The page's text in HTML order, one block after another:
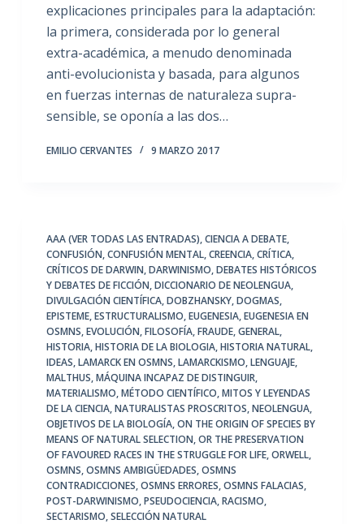
explicaciones principales para la adaptación:
la primera, considerada por lo general
extra-académica, a menudo denominada
anti-evolucionista y basada, para algunos
en fuerzas internas de naturaleza supra-
sensible, se oponía a las dos…
EMILIO CERVANTES 9 MARZO 2017
AAA (VER TODAS LAS ENTRADAS),CIENCIA A DEBATE,
CONFUSIÓN,CONFUSIÓN MENTAL,CREENCIA,CRÍTICA,
CRÍTICOS DE DARWIN,DARWINISMO,DEBATES HISTÓRICOS
Y DEBATES DE FICCIÓN,DICCIONARIO DE NEOLENGUA,
DIVULGACIÓN CIENTÍFICA,DOBZHANSKY,DOGMAS,
EPISTEME,ESTRUCTURALISMO,EUGENESIA,EUGENESIA EN
OSMNS,EVOLUCIÓN,FILOSOFÍA,FRAUDE,GENERAL,
HISTORIA,HISTORIA DE LA BIOLOGIA,HISTORIA NATURAL,
IDEAS,LAMARCK EN OSMNS,LAMARCKISMO,LENGUAJE,
MALTHUS,MÁQUINA INCAPAZ DE DISTINGUIR,
MATERIALISMO,MÉTODO CIENTÍFICO,MITOS Y LEYENDAS
DE LA CIENCIA,NATURALISTAS PROSCRITOS,NEOLENGUA,
OBJETIVOS DE LA BIOLOGÍA,ON THE ORIGIN OF SPECIES BY
MEANS OF NATURAL SELECTION,OR THE PRESERVATION
OF FAVOURED RACES IN THE STRUGGLE FOR LIFE,ORWELL,
OSMNS,OSMNS AMBIGÜEDADES,OSMNS
CONTRADICCIONES,OSMNS ERRORES,OSMNS FALACIAS,
POST-DARWINISMO,PSEUDOCIENCIA,RACISMO,
SECTARISMO,SELECCIÓN NATURAL